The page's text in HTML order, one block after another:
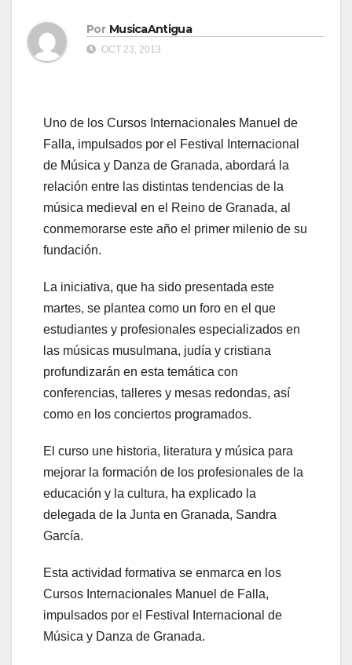
Por MusicaAntigua
OCT 23, 2013
Uno de los Cursos Internacionales Manuel de
Falla, impulsados por el Festival Internacional
de Música y Danza de Granada, abordará la
relación entre las distintas tendencias de la
música medieval en el Reino de Granada, al
conmemorarse este año el primer milenio de su
fundación.
La iniciativa, que ha sido presentada este
martes, se plantea como un foro en el que
estudiantes y profesionales especializados en
las músicas musulmana, judía y cristiana
profundizarán en esta temática con
conferencias, talleres y mesas redondas, así
como en los conciertos programados.
El curso une historia, literatura y música para
mejorar la formación de los profesionales de la
educación y la cultura, ha explicado la
delegada de la Junta en Granada, Sandra
García.
Esta actividad formativa se enmarca en los
Cursos Internacionales Manuel de Falla,
impulsados por el Festival Internacional de
Música y Danza de Granada.